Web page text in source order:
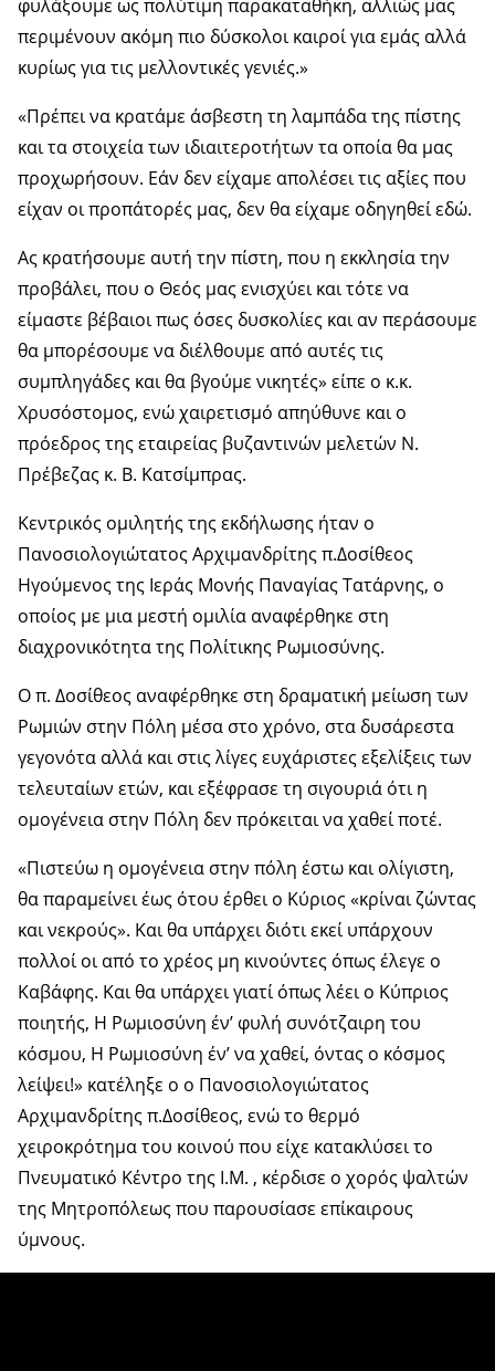
φυλάξουμε ως πολύτιμη παρακαταθήκη, αλλιώς μας
περιμένουν ακόμη πιο δύσκολοι καιροί για εμάς αλλά
κυρίως για τις μελλοντικές γενιές.»
«Πρέπει να κρατάμε άσβεστη τη λαμπάδα της πίστης
και τα στοιχεία των ιδιαιτεροτήτων τα οποία θα μας
προχωρήσουν. Εάν δεν είχαμε απολέσει τις αξίες που
είχαν οι προπάτορές μας, δεν θα είχαμε οδηγηθεί εδώ.
Ας κρατήσουμε αυτή την πίστη, που η εκκλησία την
προβάλει, που ο Θεός μας ενισχύει και τότε να
είμαστε βέβαιοι πως όσες δυσκολίες και αν περάσουμε
θα μπορέσουμε να διέλθουμε από αυτές τις
συμπληγάδες και θα βγούμε νικητές» είπε ο κ.κ.
Χρυσόστομος, ενώ χαιρετισμό απηύθυνε και ο
πρόεδρος της εταιρείας βυζαντινών μελετών Ν.
Πρέβεζας κ. Β. Κατσίμπρας.
Κεντρικός ομιλητής της εκδήλωσης ήταν ο
Πανοσιολογιώτατος Αρχιμανδρίτης π.Δοσίθεος
Ηγούμενος της Ιεράς Μονής Παναγίας Τατάρνης, ο
οποίος με μια μεστή ομιλία αναφέρθηκε στη
διαχρονικότητα της Πολίτικης Ρωμιοσύνης.
Ο π. Δοσίθεος αναφέρθηκε στη δραματική μείωση των
Ρωμιών στην Πόλη μέσα στο χρόνο, στα δυσάρεστα
γεγονότα αλλά και στις λίγες ευχάριστες εξελίξεις των
τελευταίων ετών, και εξέφρασε τη σιγουριά ότι η
ομογένεια στην Πόλη δεν πρόκειται να χαθεί ποτέ.
«Πιστεύω η ομογένεια στην πόλη έστω και ολίγιστη,
θα παραμείνει έως ότου έρθει ο Κύριος «κρίναι ζώντας
και νεκρούς». Και θα υπάρχει διότι εκεί υπάρχουν
πολλοί οι από το χρέος μη κινούντες όπως έλεγε ο
Καβάφης. Και θα υπάρχει γιατί όπως λέει ο Κύπριος
ποιητής, Η Ρωμιοσύνη έν’ φυλή συνότζαιρη του
κόσμου, Η Ρωμιοσύνη έν’ να χαθεί, όντας ο κόσμος
λείψει!» κατέληξε ο ο Πανοσιολογιώτατος
Αρχιμανδρίτης π.Δοσίθεος, ενώ το θερμό
χειροκρότημα του κοινού που είχε κατακλύσει το
Πνευματικό Κέντρο της Ι.Μ. , κέρδισε ο χορός ψαλτών
της Μητροπόλεως που παρουσίασε επίκαιρους
ύμνους.